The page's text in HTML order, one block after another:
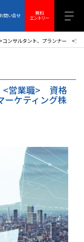
お問い合せ 無料
エントリー
無料エントリー
コンサルタント、プランナー <営
<営業職> 資格
ーケティング株